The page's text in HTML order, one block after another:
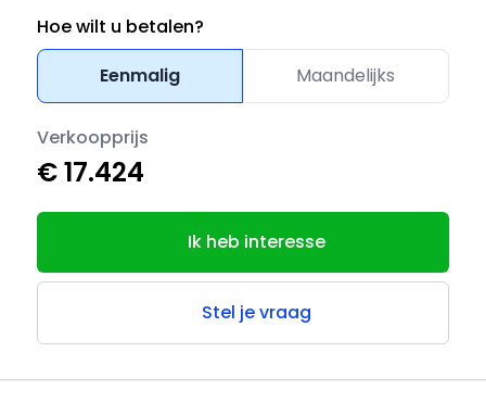
Hoe wilt u betalen?
Eenmalig
Maandelijks
Verkoopprijs
€ 17.424
Ik heb interesse
Stel je vraag